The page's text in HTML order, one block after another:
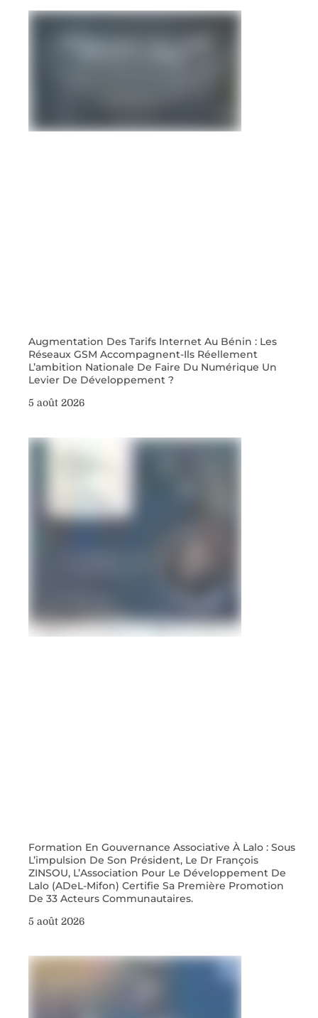
Augmentation Des Tarifs Internet Au Bénin : Les
Réseaux GSM Accompagnent-Ils Réellement
L’ambition Nationale De Faire Du Numérique Un
Levier De Développement ?
5 août 2026
Formation En Gouvernance Associative À Lalo : Sous
L’impulsion De Son Président, Le Dr François
ZINSOU, L’Association Pour Le Développement De
Lalo (ADeL-Mifon) Certifie Sa Première Promotion
De 33 Acteurs Communautaires.
5 août 2026